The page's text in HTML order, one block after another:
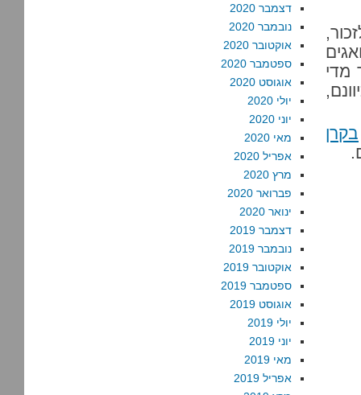
מדי
בקרן
דצמבר 2020
נובמבר 2020
אוקטובר 2020
ספטמבר 2020
אוגוסט 2020
יולי 2020
יוני 2020
מאי 2020
אפריל 2020
מרץ 2020
פברואר 2020
ינואר 2020
דצמבר 2019
נובמבר 2019
אוקטובר 2019
ספטמבר 2019
אוגוסט 2019
יולי 2019
יוני 2019
מאי 2019
אפריל 2019